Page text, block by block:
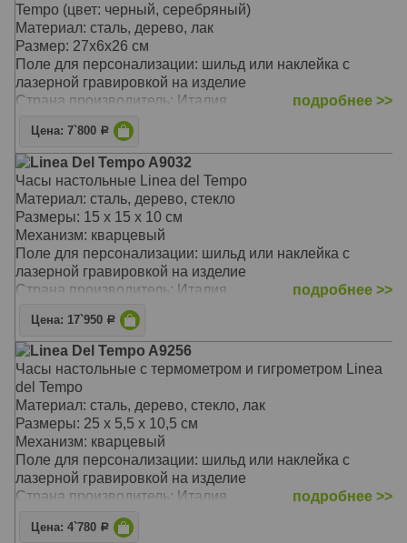
Tempo (цвет: черный, серебряный)
Материал: сталь, дерево, лак
Размер: 27х6х26 см
Поле для персонализации: шильд или наклейка с
лазерной гравировкой на изделие
Страна производитель: Италия
подробнее >>
Цена: 7`800 Р
Linea Del Tempo A9032
Часы настольные Linea del Tempo
Материал: сталь, дерево, стекло
Размеры: 15 х 15 х 10 см
Механизм: кварцевый
Поле для персонализации: шильд или наклейка с
лазерной гравировкой на изделие
Страна производитель: Италия
подробнее >>
Цена: 17`950 Р
Linea Del Tempo A9256
Часы настольные с термометром и гигрометром Linea
del Tempo
Материал: сталь, дерево, стекло, лак
Размеры: 25 х 5,5 х 10,5 см
Механизм: кварцевый
Поле для персонализации: шильд или наклейка с
лазерной гравировкой на изделие
Страна производитель: Италия
подробнее >>
Цена: 4`780 Р